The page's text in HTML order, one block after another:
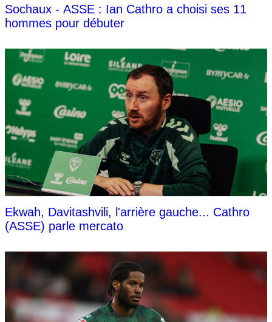
Sochaux - ASSE : Ian Cathro a choisi ses 11
hommes pour débuter
Ekwah, Davitashvili, l'arrière gauche... Cathro
(ASSE) parle mercato